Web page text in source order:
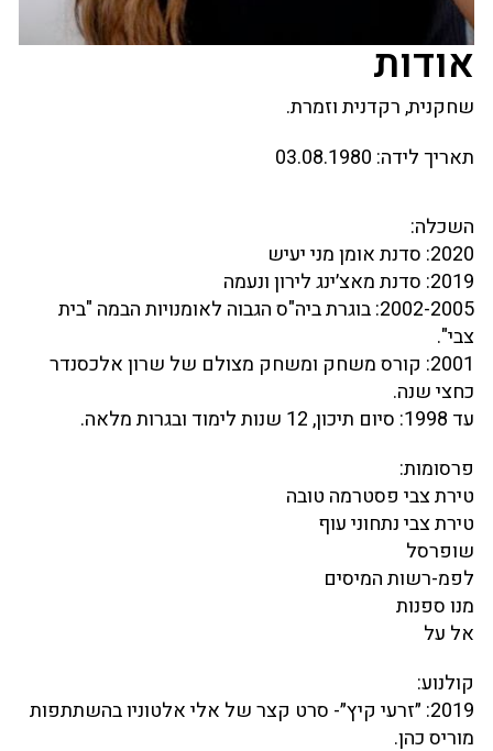
אודות
שחקנית, רקדנית וזמרת.
תאריך לידה:
השכלה:
2020: סדנת אומן מני יעיש
2019: סדנת מאצ׳ינג לירון ונעמה
2002-2005: בוגרת ביה"ס הגבוה לאומנויות הבמה "בית
צבי".
2001: קורס משחק ומשחק מצולם של שרון אלכסנדר
כחצי שנה.
עד 1998: סיום תיכון, 12 שנות לימוד ובגרות מלאה.
פרסומות:
טירת צבי פסטרמה טובה
טירת צבי נתחוני עוף
שופרסל
לפמ-רשות המיסים
מנו ספנות
אל על
קולנוע:
2019: ״זרעי קיץ״- סרט קצר של אלי אלטוניו בהשתתפות
מוריס כהן.